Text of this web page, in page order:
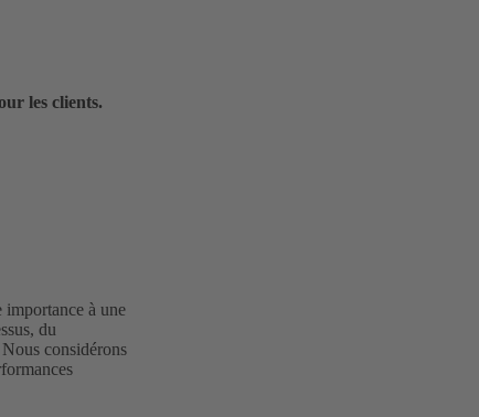
les clients.
importance à une
du
considérons